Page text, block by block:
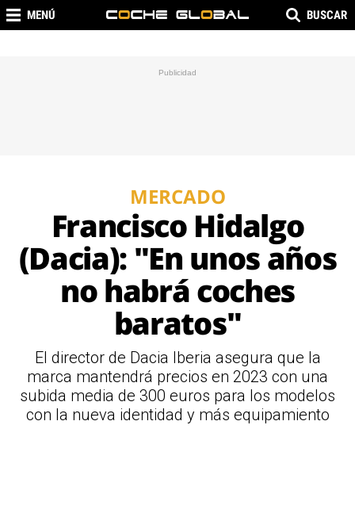
MENÚ BUSCAR
MERCADO
Francisco Hidalgo
(Dacia): "En unos años
no habrá coches
baratos"
El director de Dacia Iberia asegura que la
marca mantendrá precios en 2023 con una
subida media de 300 euros para los modelos
con la nueva identidad y más equipamiento